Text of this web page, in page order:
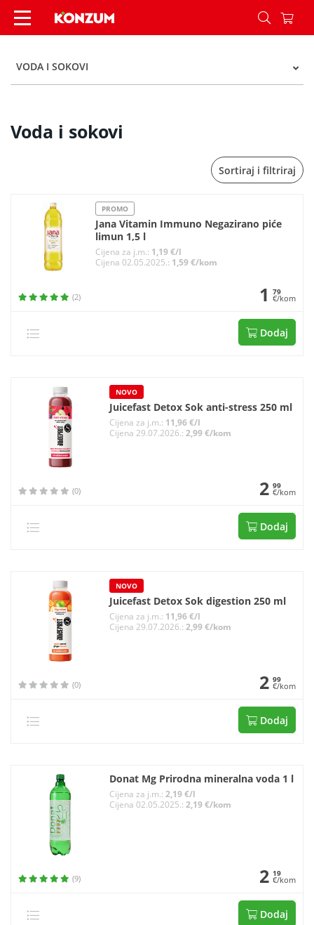
Voda i sokovi - Kategorije - Konzum
VODA I SOKOVI
Voda i sokovi
Sortiraj i filtriraj
PROMO
Jana Vitamin Immuno Negazirano piće
limun 1,5 l
Cijena za j.m.: 1,19 €/l
Cijena 02.05.2025.: 1,59 €/kom
(2) 1 79
€/kom
Dodaj
NOVO
Juicefast Detox Sok anti-stress 250 ml
Cijena za j.m.: 11,96 €/l
Cijena 29.07.2026.: 2,99 €/kom
(0) 2 99
€/kom
Dodaj
NOVO
Juicefast Detox Sok digestion 250 ml
Cijena za j.m.: 11,96 €/l
Cijena 29.07.2026.: 2,99 €/kom
(0) 2 99
€/kom
Dodaj
Donat Mg Prirodna mineralna voda 1 l
Cijena za j.m.: 2,19 €/l
Cijena 02.05.2025.: 2,19 €/kom
(9) 2 19
€/kom
Dodaj